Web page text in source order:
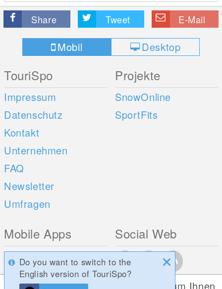
Share Tweet E-Mail
Mobil Desktop
TouriSpo
Impressum
Datenschutz
Kontakt
Unternehmen
FAQ
Newsletter
Umfragen
Projekte
SnowOnline
SportFits
Mobile Apps
iOS
Android
Social Web
Do you want to switch to the
English version of TouriSpo?
Diese Website verwendet Cookies, um Ihnen